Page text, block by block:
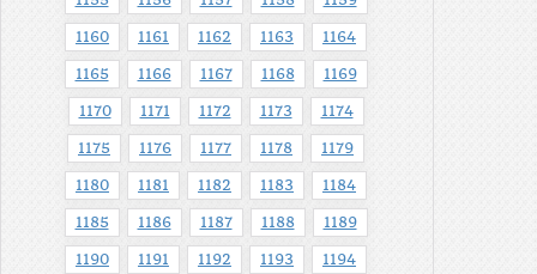
1160 1161 1162 1163 1164
1165 1166 1167 1168 1169
1170 1171 1172 1173 1174
1175 1176 1177 1178 1179
1180 1181 1182 1183 1184
1185 1186 1187 1188 1189
1190 1191 1192 1193 1194